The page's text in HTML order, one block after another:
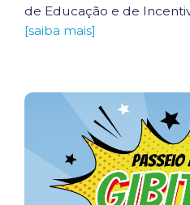
de Educação e de
[saiba mais]